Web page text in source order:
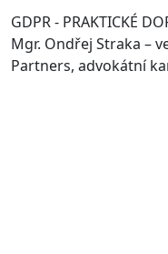
GDPR - PRAKTICKÉ
Mgr. Ondřej Straka –
Partners, advokátní